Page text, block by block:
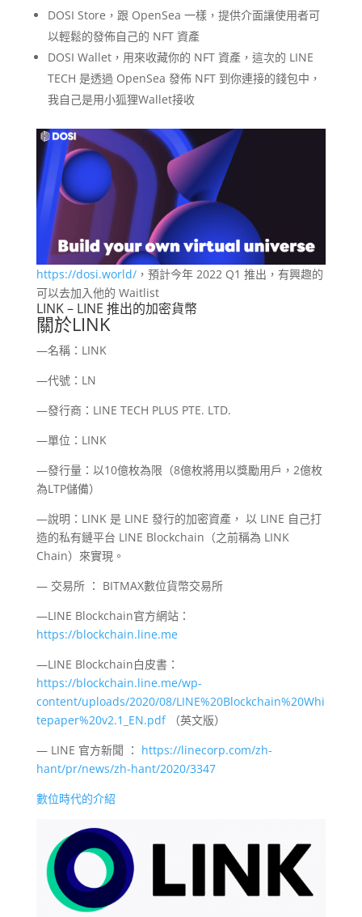
DOSI Store，跟 OpenSea 一樣，提供介面讓使用者可
以輕鬆的發佈自己的 NFT 資產
DOSI Wallet，用來收藏你的 NFT 資產，這次的 LINE
TECH 是透過 OpenSea 發佈 NFT 到你連接的錢包中，
我自己是用小狐狸Wallet接收
https://dosi.world/，預計今年 2022 Q1 推出，有興趣的
可以去加入他的 Waitlist
LINK – LINE 推出的加密貨幣
關於LINK
—名稱：LINK
—代號：LN
—發行商：LINE TECH PLUS PTE. LTD.
—單位：LINK
—發行量：以10億枚為限（8億枚將用以獎勵用戶，2億枚
為LTP儲備）
—說明：LINK 是 LINE 發行的加密資產， 以 LINE 自己打
造的私有鏈平台 LINE Blockchain（之前稱為 LINK
Chain）來實現。
— 交易所 ： BITMAX數位貨幣交易所
—LINE Blockchain官方網站：
https://blockchain.line.me
—LINE Blockchain白皮書：
https://blockchain.line.me/wp-
content/uploads/2020/08/LINE%20Blockchain%20Whi
tepaper%20v2.1_EN.pdf（英文版）
— LINE 官方新聞 ： https://linecorp.com/zh-
hant/pr/news/zh-hant/2020/3347
數位時代的介紹